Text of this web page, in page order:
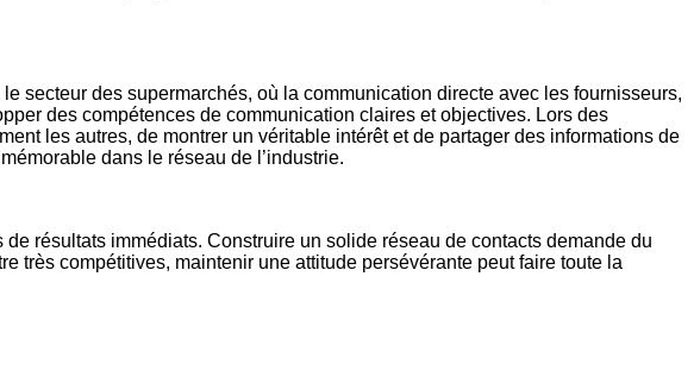
secteur des supermarchés, où la communication directe avec les fournisseurs,
des compétences de communication claires et objectives. Lors des
les autres, de montrer un véritable intérêt et de partager des informations de
dans le réseau de l’industrie.
résultats immédiats. Construire un solide réseau de contacts demande du
très compétitives, maintenir une attitude persévérante peut faire toute la